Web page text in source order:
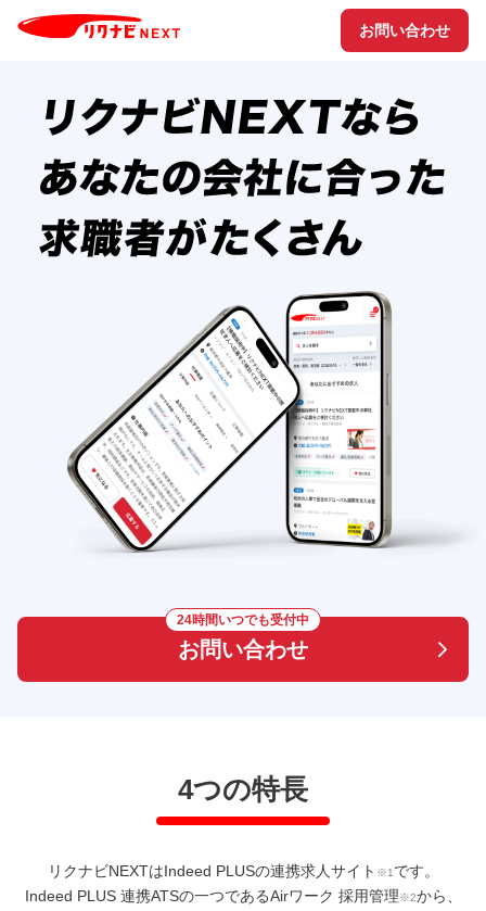
お問い合わせ
お問い合わせ
4つの特長
リクナビNEXTはIndeed PLUSの連携求人サイト ※1です。
Indeed PLUS 連携ATSの一つであるAirワーク 採用管理※2から、